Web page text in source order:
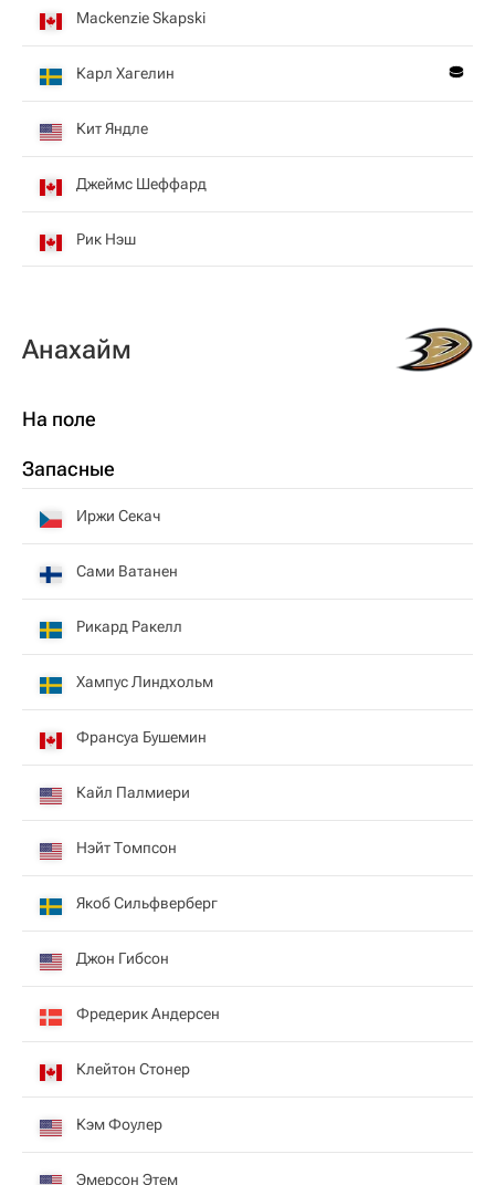
Mackenzie Skapski
Карл Хагелин
Кит Яндле
Джеймс Шеффард
Рик Нэш
Анахайм
На поле
Запасные
Иржи Секач
Сами Ватанен
Рикард Ракелл
Хампус Линдхольм
Франсуа Бушемин
Кайл Палмиери
Нэйт Томпсон
Якоб Сильфверберг
Джон Гибсон
Фредерик Андерсен
Клейтон Стонер
Кэм Фоулер
Эмерсон Этем